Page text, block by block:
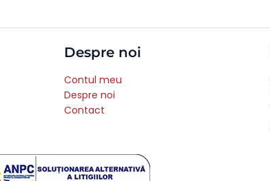
Despre noi
Contul meu
Despre noi
Contact